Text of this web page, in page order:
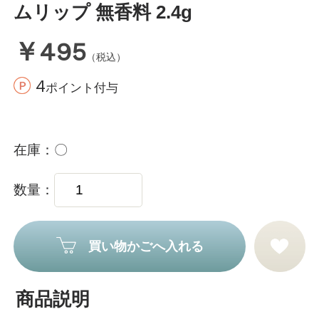
ムリップ 無香料 2.4g
￥495 （税込）
4ポイント付与
在庫 〇
数量
買い物かごへ入れる
商品説明